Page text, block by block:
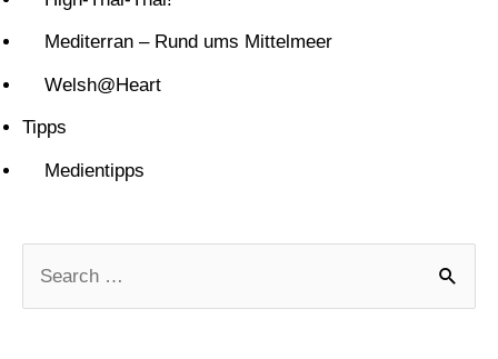
Mediterran – Rund ums Mittelmeer
Welsh@Heart
Tipps
Medientipps